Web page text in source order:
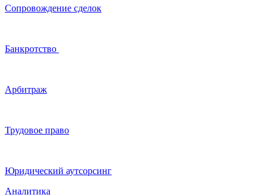
Сопровождение сделок
Банкротство
Арбитраж
Трудовое право
Юридический аутсорсинг
Аналитика